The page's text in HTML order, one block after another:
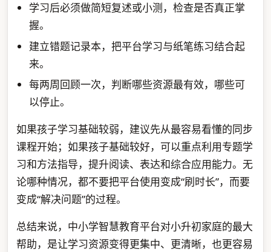
学习后必须做简短复述或小测，检查是否真正掌
握。
建立错题记录本，把平台学习与纸笔练习结合起
来。
每两周回顾一次，判断哪些资源最有效，哪些可
以停止。
如果孩子学习基础较弱，建议先从最容易看懂的同步
课程开始；如果孩子基础较好，可以重点利用专题学
习和方法指导，提升阅读、表达和综合应用能力。无
论哪种情况，都不要把平台使用变成“刷时长”，而要
变成“解决问题”的过程。
总结来说，中小学智慧教育平台对小升初家庭的最大
帮助，是让学习资源变得更集中、更清晰，也更容易